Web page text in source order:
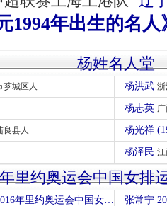
1994年出生的名人
杨姓名人堂
芗城区人 杨洪武
杨志英
良县人 杨光祥
杨泽民
里约奥运会中国女排
袁心玥 2016年里约奥运会冠军,2016年里约奥运会中国女排运动员